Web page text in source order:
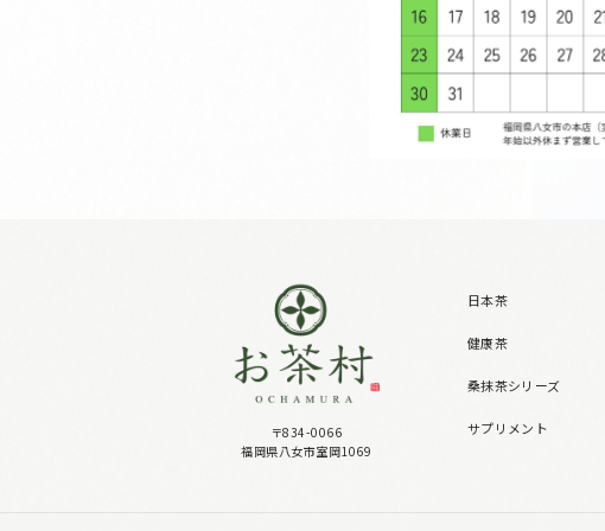
〒834-0066
福岡県八女市室岡1069
日本茶
健康茶
桑抹茶シリーズ
サプリメント